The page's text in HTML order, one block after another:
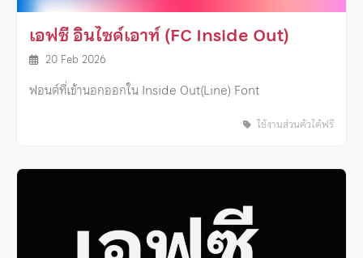
เอฟซี อินไซด์เอาท์ (FC Inside Out)
20 Feb 2026
ฟอนต์ที่เข้านอกออกใน Inside Out(Line) Font
ใช้งานส่วนตัวได้ฟรี